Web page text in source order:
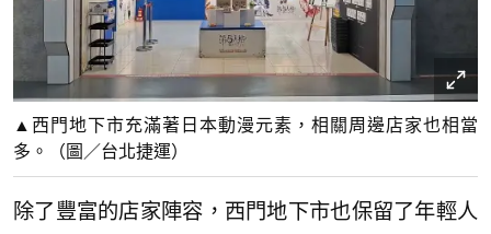
▲西門地下市充滿著日本動漫元素，相關周邊店家也相當
多。（圖／台北捷運）
除了豐富的店家陣容，西門地下市也保留了年輕人